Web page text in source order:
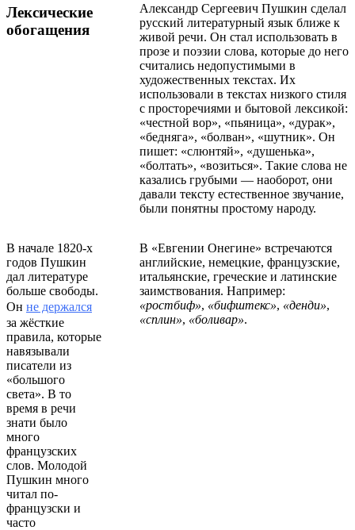
Лексические
обогащения
Александр Сергеевич Пушкин сделал
русский литературный язык ближе к
живой речи. Он стал использовать в
прозе и поэзии слова, которые до него
считались недопустимыми в
художественных текстах. Их
использовали в текстах низкого стиля
с просторечиями и бытовой лексикой:
«честной вор», «пьяница», «дурак»,
«бедняга», «болван», «шутник». Он
пишет: «слюнтяй», «душенька»,
«болтать», «возиться». Такие слова не
казались грубыми — наоборот, они
давали тексту естественное звучание,
были понятны простому народу.
В начале 1820-х
годов Пушкин
дал литературе
больше свободы.
Он не держался
за жёсткие
правила, которые
навязывали
писатели из
«большого
света». В то
время в речи
знати было
много
французских
слов. Молодой
Пушкин много
читал по-
французски и
часто
В «Евгении Онегине» встречаются
английские, немецкие, французские,
итальянские, греческие и латинские
заимствования. Например:
«ростбиф», «бифштекс», «денди»,
«сплин», «боливар».